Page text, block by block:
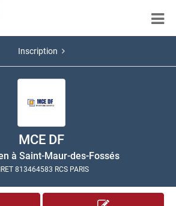
Inscription
MCE DF
à Saint-Maur-des-Fossés
813464583 RCS PARIS